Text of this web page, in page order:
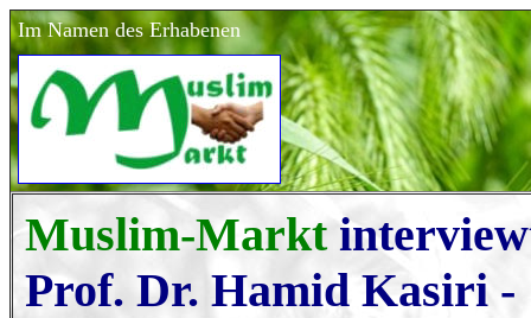
Im Namen des Erhabenen
Muslim-Markt
Prof. Dr. Hamid Kasiri -